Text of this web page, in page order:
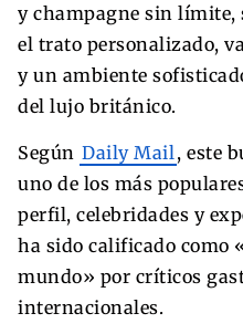
y champagne sin límite,
el trato personalizado,
y un ambiente
del lujo británico.
Según Daily Mail , este
uno de los más
perfil, celebridades y
ha sido calificado como
mundo» por críticos
internacionales.